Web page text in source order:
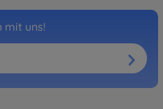
mit uns!